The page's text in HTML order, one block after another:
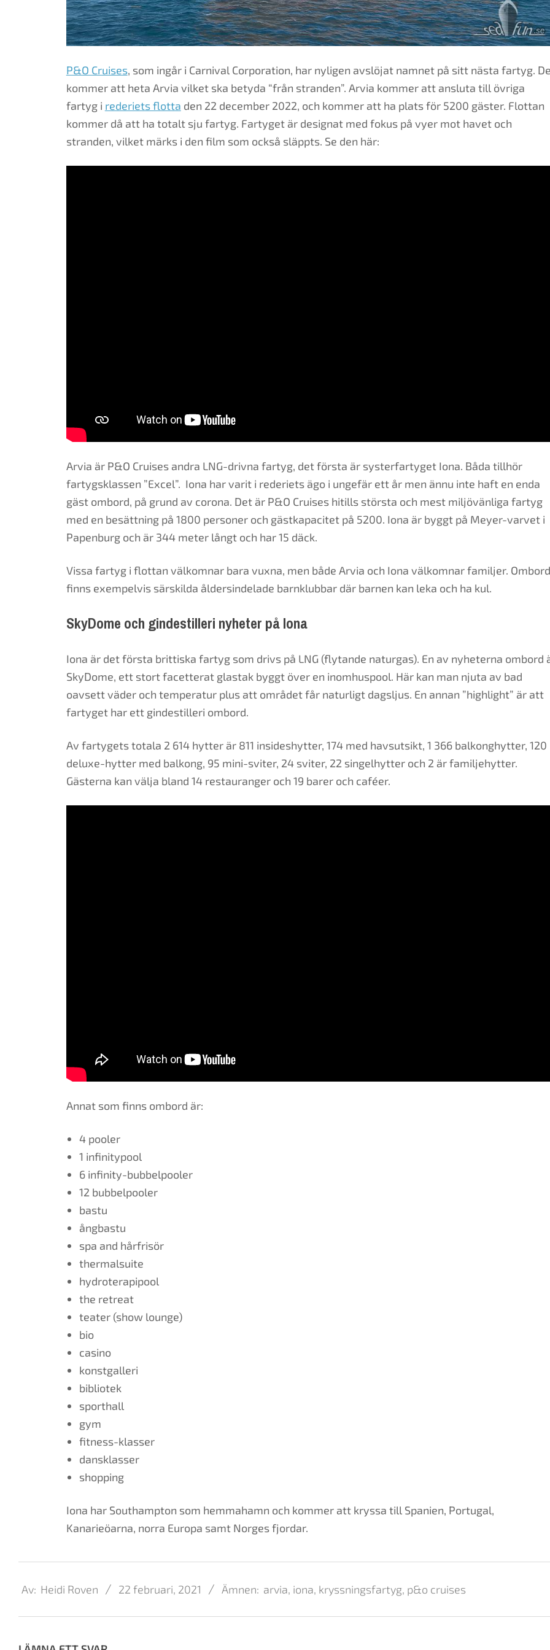
P&O Cruises, som ingår i Carnival Corporation, har nyligen avslöjat namnet på sitt nästa fartyg.
kommer att heta Arvia vilket ska betyda “från stranden”. Arvia kommer att ansluta till övriga
fartyg i rederiets flotta den 22 december 2022, och kommer att ha plats för 5200 gäster. Flottan
kommer då att ha totalt sju fartyg. Fartyget är designat med fokus på vyer mot havet och
stranden, vilket märks i den film som också släppts. Se den här:
Arvia är P&O Cruises andra LNG-drivna fartyg, det första är systerfartyget Iona. Båda tillhör
fartygsklassen ”Excel”. Iona har varit i rederiets ägo i ungefär ett år men ännu inte haft en enda
gäst ombord, på grund av corona. Det är P&O Cruises hitills största och mest miljövänliga fartyg
med en besättning på 1800 personer och gästkapacitet på 5200. Iona är byggt på Meyer-varvet i
Papenburg och är 344 meter långt och har 15 däck.
Vissa fartyg i flottan välkomnar bara vuxna, men både Arvia och Iona välkomnar familjer. Ombord
finns exempelvis särskilda åldersindelade barnklubbar där barnen kan leka och ha kul.
SkyDome och gindestilleri nyheter på Iona
Iona är det första brittiska fartyg som drivs på LNG (flytande naturgas). En av nyheterna ombord
SkyDome, ett stort facetterat glastak byggt över en inomhuspool. Här kan man njuta av bad
oavsett väder och temperatur plus att området får naturligt dagsljus. En annan ”highlight” är att
fartyget har ett gindestilleri ombord.
Av fartygets totala 2 614 hytter är 811 insideshytter, 174 med havsutsikt, 1 366 balkonghytter, 120
deluxe-hytter med balkong, 95 mini-sviter, 24 sviter, 22 singelhytter och 2 är familjehytter.
Gästerna kan välja bland 14 restauranger och 19 barer och caféer.
Annat som finns ombord är:
4 pooler
1 infinitypool
6 infinity-bubbelpooler
12 bubbelpooler
bastu
ångbastu
spa and hårfrisör
thermalsuite
hydroterapipool
the retreat
teater (show lounge)
bio
casino
konstgalleri
bibliotek
sporthall
gym
fitness-klasser
dansklasser
shopping
Iona har Southampton som hemmahamn och kommer att kryssa till Spanien, Portugal,
Kanarieöarna, norra Europa samt Norges fjordar.
02-
Av: Heidi Roven 22 februari, 2021 Ämnen: arvia, iona, kryssningsfartyg, p&o cruises